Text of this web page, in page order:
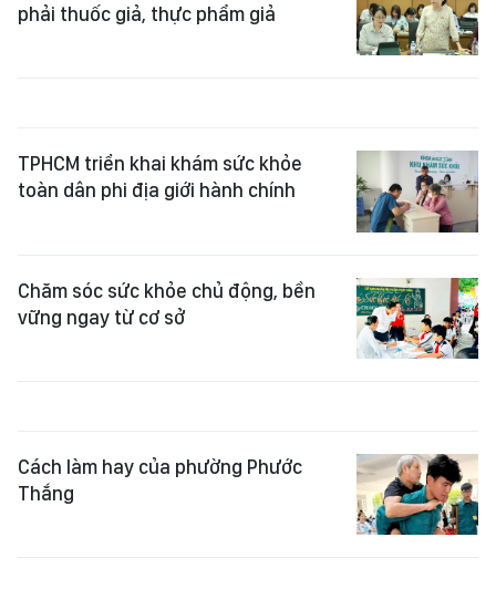
phải thuốc giả, thực phẩm giả
TPHCM triển khai khám sức khỏe
toàn dân phi địa giới hành chính
Chăm sóc sức khỏe chủ động, bền
vững ngay từ cơ sở
Cách làm hay của phường Phước
Thắng